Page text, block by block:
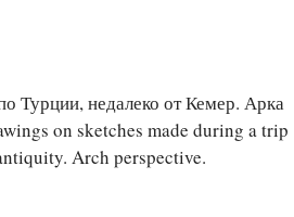
Турции, недалеко от Кемер. Арка
on sketches made during a trip
Arch perspective.